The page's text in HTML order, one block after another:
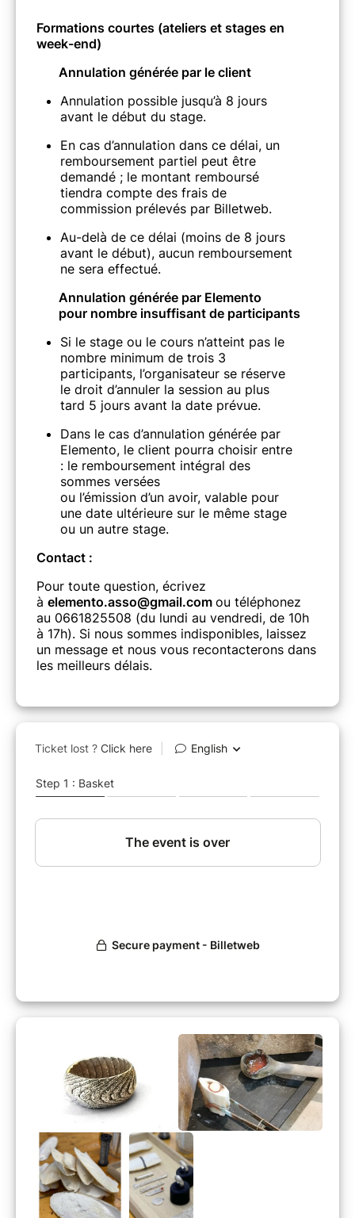
Formations courtes (ateliers et stages en
week-end)
Annulation générée par le client
Annulation possible jusqu’à 8 jours
avant le début du stage.
En cas d’annulation dans ce délai, un
remboursement partiel peut être
demandé ; le montant remboursé
tiendra compte des frais de
commission prélevés par Billetweb.
Au-delà de ce délai (moins de 8 jours
avant le début), aucun remboursement
ne sera effectué.
Annulation générée par Elemento
pour nombre insuffisant de participants
Si le stage ou le cours n’atteint pas le
nombre minimum de trois 3
participants, l’organisateur se réserve
le droit d’annuler la session au plus
tard 5 jours avant la date prévue.
Dans le cas d’annulation générée par
Elemento, le client pourra choisir entre
: le remboursement intégral des
sommes versées
ou l’émission d’un avoir, valable pour
une date ultérieure sur le même stage
ou un autre stage.
Contact :
Pour toute question, écrivez
à elemento.asso@gmail.com ou téléphonez
au 0661825508 (du lundi au vendredi, de 10h
à 17h). Si nous sommes indisponibles, laissez
un message et nous vous recontacterons dans
les meilleurs délais.